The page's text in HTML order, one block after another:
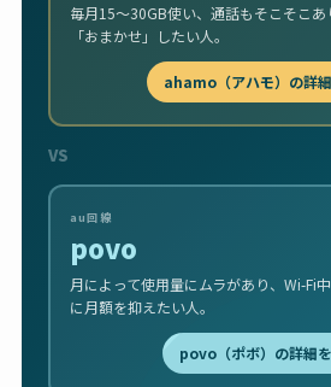
毎月15〜30GB使い、通話もそこそこ
「おまかせ」したい人。
ahamo（アハモ）の詳
VS
au回線
povo
月によって使用量にムラがあり、Wi-Fi
に月額を抑えたい人。
povo（ポボ）の詳細